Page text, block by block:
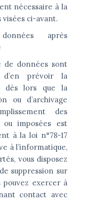
nécessaire à la
ci-avant.
après
de données sont
prévoir la
dès lors que la
ou d’archivage
des
imposées est
à la loi n°78-17
à l’informatique,
vous disposez
suppression sur
pouvez exercer à
contact avec